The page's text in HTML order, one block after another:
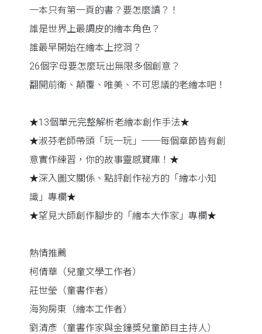
一本只有第一頁的書？要怎麼讀？！
誰是世界上最調皮的繪本角色？
誰最早開始在繪本上挖洞？
26個字母要怎麼玩出無限多個創意？
翻開前衛、顛覆、唯美、不可思議的老繪本吧！
★13個單元完整解析老繪本創作手法★
★淑芬老師帶頭「玩一玩」──每個章節皆有創
意實作練習，你的故事靈感寶庫！★
★深入圖文關係、點評創作祕方的「繪本小知
識」專欄★
★望見大師創作腳步的「繪本大作家」專欄★
熱情推薦
柯倩華（兒童文學工作者）
莊世瑩（童書作者）
海狗房東（繪本工作者）
劉清彥（童書作家與金鐘獎兒童節目主持人）